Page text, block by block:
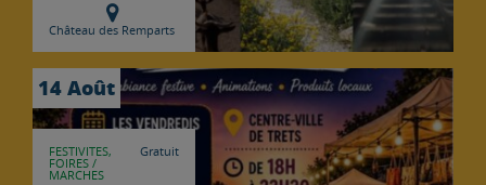
Château des Remparts
14 Août
FESTIVITES,
FOIRES /
MARCHES
Gratuit